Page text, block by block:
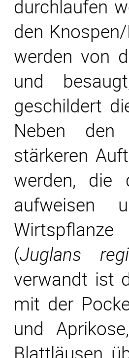
durchlaufen
den
werden von
und
geschildert
Neben
stärkeren
werden, die
aufweisen
(Juglans
verwandt ist
mit der
und
Blattläusen